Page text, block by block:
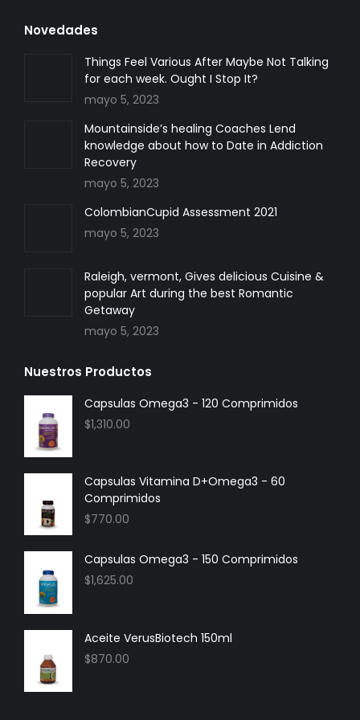
opensopens
window
opens
in
new
window
Novedades
Things Feel Various After Maybe Not Talking
for each week. Ought I Stop It?
mayo 5, 2023
Mountainside’s healing Coaches Lend
knowledge about how to Date in Addiction
Recovery
mayo 5, 2023
ColombianCupid Assessment 2021
mayo 5, 2023
Raleigh, vermont, Gives delicious Cuisine &
popular Art during the best Romantic
Getaway
mayo 5, 2023
Nuestros Productos
Capsulas Omega3 - 120 Comprimidos
$1,310.00
Capsulas Vitamina D+Omega3 - 60
Comprimidos
$770.00
Capsulas Omega3 - 150 Comprimidos
$1,625.00
Aceite VerusBiotech 150ml
$870.00